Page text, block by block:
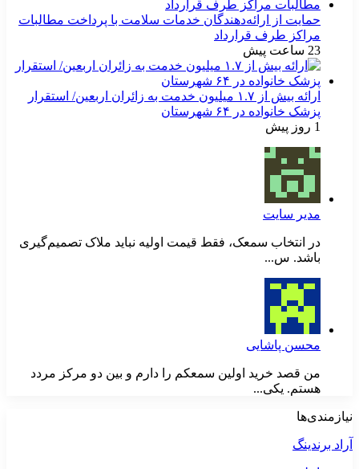
حمایت از ارائه‌دهندگان خدمات سلامت با پرداخت مطالبات
مراکز طرف قرارداد
23 ساعت پیش
ارائه بیش از ۱.۷ میلیون خدمت به زائران اربعین/ استقرار
پزشک خانواده در ۶۴ شهرستان
1 روز پیش
مدیر سایت
در انتخاب سمعک، فقط قیمت اولیه نباید ملاک تصمیم‌گیری
باشد. س...
محسن پاشایی
من قصد خرید اولین سمعکم را دارم و بین دو مرکز مردد
هستم. یکی...
نیازمندی‌ها
آراد برندینگ